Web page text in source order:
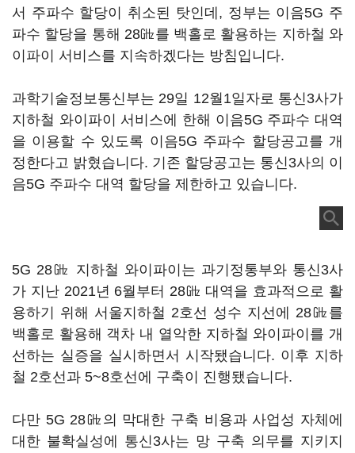
서 주파수 할당이 취소된 탓인데, 정부는 이음5G 주
파수 할당을 통해 28㎓를 백홀로 활용하는 지하철 와
이파이 서비스를 지속하겠다는 방침입니다.
과학기술정보통신부는 29일 12월1일자로 통신3사가
지하철 와이파이 서비스에 한해 이음5G 주파수 대역
을 이용할 수 있도록 이음5G 주파수 할당공고를 개
정한다고 밝혔습니다. 기존 할당공고는 통신3사의 이
음5G 주파수 대역 할당을 제한하고 있습니다.
5G 28㎓ 지하철 와이파이는 과기정통부와 통신3사
가 지난 2021년 6월부터 28㎓ 대역을 효과적으로 활
용하기 위해 서울지하철 2호선 성수 지선에 28㎓를
백홀로 활용해 객차 내 열악한 지하철 와이파이를 개
선하는 실증을 실시하면서 시작됐습니다. 이후 지하
철 2호선과 5~8호선에 구축이 진행됐습니다.
다만 5G 28㎓의 막대한 구축 비용과 사업성 자체에
대한 불확실성에 통신3사는 망 구축 의무를 지키지